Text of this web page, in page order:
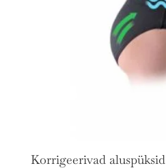
Korrigeerivad aluspüksid